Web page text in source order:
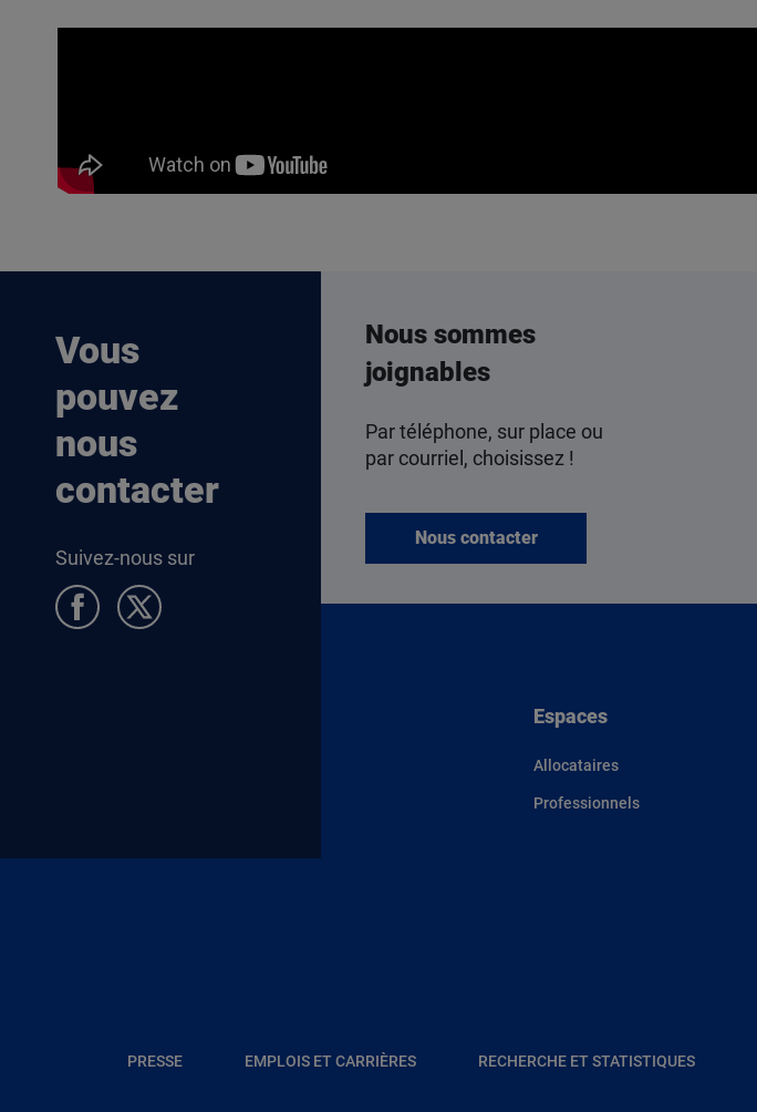
Vous
pouvez
nous
contacter
Suivez-nous sur
Nous sommes
joignables
Par téléphone, sur place ou
par courriel, choisissez !
Nous contacter
Espaces
Allocataires
Professionnels
Pied de page Transverse
PRESSE EMPLOIS ET CARRIÈRES RECHERCHE ET STATISTIQUES